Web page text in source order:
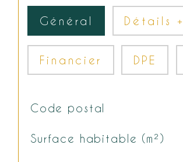
Général Détails +
Financier DPE
TRAD_SIROCCO_Caracteristique
Code postal
Surface habitable (m²)